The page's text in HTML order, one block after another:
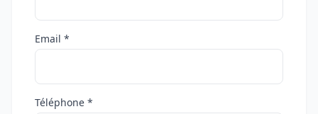
Email *
Téléphone *